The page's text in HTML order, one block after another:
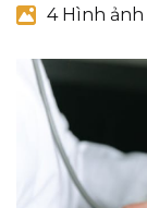
4 Hình ảnh